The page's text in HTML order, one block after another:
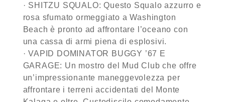
· SHITZU SQUALO: Questo Squalo azzurro e
rosa sfumato ormeggiato a Washington
Beach è pronto ad affrontare l’oceano con
una cassa di armi piena di esplosivi.
· VAPID DOMINATOR BUGGY ’67 E
GARAGE: Un mostro del Mud Club che offre
un’impressionante maneggevolezza per
affrontare i terreni accidentati del Monte